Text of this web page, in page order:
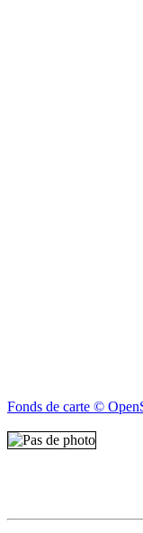
Fonds de carte ©